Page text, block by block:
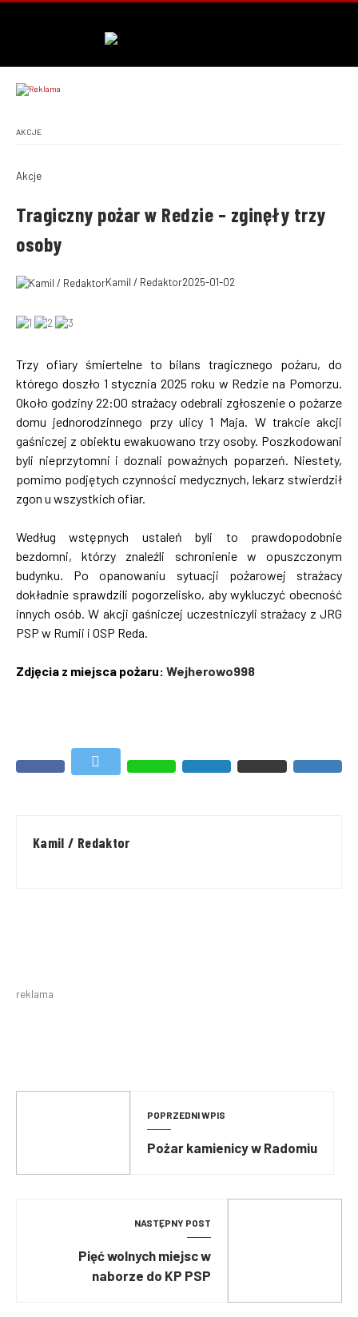
AKCJE
Akcje
Tragiczny pożar w Redzie – zginęły trzy
osoby
Kamil / Redaktor2025-01-02
Trzy ofiary śmiertelne to bilans tragicznego pożaru, do
którego doszło 1 stycznia 2025 roku w Redzie na Pomorzu.
Około godziny 22:00 strażacy odebrali zgłoszenie o pożarze
domu jednorodzinnego przy ulicy 1 Maja. W trakcie akcji
gaśniczej z obiektu ewakuowano trzy osoby. Poszkodowani
byli nieprzytomni i doznali poważnych poparzeń. Niestety,
pomimo podjętych czynności medycznych, lekarz stwierdził
zgon u wszystkich ofiar.
Według wstępnych ustaleń byli to prawdopodobnie
bezdomni, którzy znaleźli schronienie w opuszczonym
budynku. Po opanowaniu sytuacji pożarowej strażacy
dokładnie sprawdzili pogorzelisko, aby wykluczyć obecność
innych osób. W akcji gaśniczej uczestniczyli strażacy z JRG
PSP w Rumii i OSP Reda.
Zdjęcia z miejsca pożaru: Wejherowo998
Kamil / Redaktor
reklama
POPRZEDNI WPIS
Pożar kamienicy w Radomiu
NASTĘPNY POST
Pięć wolnych miejsc w
naborze do KP PSP